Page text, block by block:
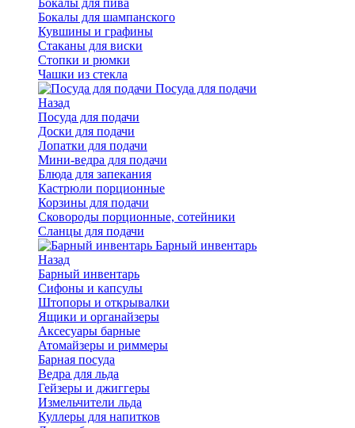
Бокалы для шампанского
Кувшины и графины
Стаканы для виски
Стопки и рюмки
Чашки из стекла
Посуда для подачи
Назад
Посуда для подачи
Доски для подачи
Лопатки для подачи
Мини-ведра для подачи
Блюда для запекания
Кастрюли порционные
Корзины для подачи
Сковороды порционные, сотейники
Сланцы для подачи
Барный инвентарь
Назад
Барный инвентарь
Сифоны и капсулы
Штопоры и открывалки
Ящики и органайзеры
Аксесуары барные
Атомайзеры и риммеры
Барная посуда
Ведра для льда
Гейзеры и джиггеры
Измельчители льда
Куллеры для напитков